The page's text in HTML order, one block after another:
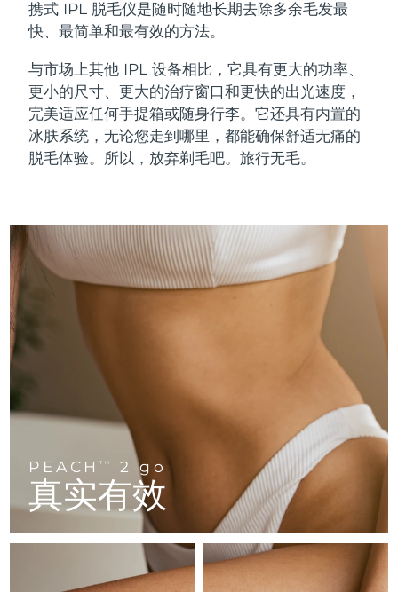
携式 IPL 脱毛仪是随时随地长期去除多余毛发最
快、最简单和最有效的方法。
与市场上其他 IPL 设备相比，它具有更大的功率、
更小的尺寸、更大的治疗窗口和更快的出光速度，
完美适应任何手提箱或随身行李。它还具有内置的
冰肤系统，无论您走到哪里，都能确保舒适无痛的
脱毛体验。所以，放弃剃毛吧。旅行无毛。
PEACH TM 2 go
真实有效
Anti-aging massage
LUNA™ 4 Plus
Massage, LED heating
LUNA™ 4 mini
For young skin, T-zone
For travel or gym bag
LUNA™ 护肤
Premium cleansers & balm
LUNA™ 设备
All facial cleansing devices
Microcurrent toning
BEAR™ 2 go
Microcurrent toning on-the-go
面部提拉护理
Premium anti-aging skincare
All premium facelift devices
补水保湿
UFO™ 3 套装
Deep facial hydration
device
UFO™ 3 mini
Red light therapy device for young skin
UFO™ 3 go
Portable red light therapy
面膜
Rejuvenation & hydration
UFO™ 设备
All deep facial hydration devices
口腔护理
issa™ 4
Hybrid silicone sonic toothbrush
Smart hybrid silicone sonic toothbrush
issa™ 4 smile
issa™ 4 baby
For ages 0-3
issa™ Teeth Whitening Set
Dual LED + sonic device & 18% PAP gel
ISSA™ 设备
All silicone sonic toothbrushes
FAQ™ 抗老护理
抗老
FAQ™ 101
Clinical anti-aging
Advanced clinical anti-aging
FAQ™ 103
Luxurious clinical anti-aging set
FAQ™ P1 Primer
Manuka honey primer
LED治疗
FAQ™ 201
LED mask
LED mask
FAQ™ 211
Anti-aging neck & décolleté LED mask
FAQ™ 221
Anti-aging LED hand mask
FAQ™ 301
LED hair strengthening scalp massager
FAQ™ Scalp Serum
Scalp recovery probiotic serum
FAQ™护肤品
All FAQ™ skincare
NEW
FAQ™ 501
Full-Spectrum Red Light Therapy
FAQ™ 502
Full-Spectrum Red Light Therapy
FAQ™ Red Light Serum
专业治疗
百慕大 预计送达日期8/15/26
波斯尼亚和黑塞哥维那 预计送达日期 8/12/26
文莱 预计送达日期8/14/26
保加利亚 预计送达日期8/9/26
智利 预计送达日期8/13/26
中国 预计送达日期8/9/26
哥伦比亚 预计送达日期8/13/26
克罗地亚 预计送达日期8/9/26
8/10/26
预计送达日期 8/9/26
丹麦 预计送达日期
预计送达日期
预计送达日期 8/9/26